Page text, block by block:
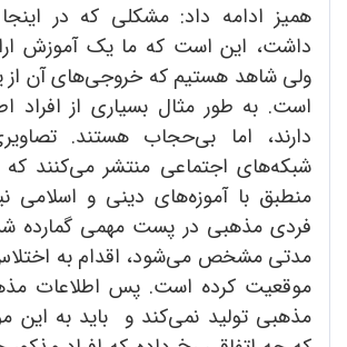
همیز ادامه داد: مشکلی که در
داشت، این است که ما یک آموزش
ولی شاهد هستیم که خروجی‌های آن از
است. به طور مثال بسیاری از افراد
دارند، اما بی‌حجاب هستند.
شبکه‌های اجتماعی منتشر می‌کنند
منطبق با آموزه‌های دینی و اسلامی
فردی مذهبی در پست مهمی گمارده
مدتی مشخص می‌شود، اقدام به
موقعیت کرده است. پس اطلاعات
مذهبی تولید نمی‌کند و باید به این